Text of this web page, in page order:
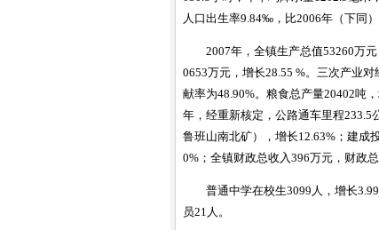
人口出生率9.84‰，比2006年（下同
2007年，全镇生产总值53260万
0653万元，增长28.55 %。三次产业
献率为48.90%。粮食总产量20402吨
年，经重新核定，公路通车里程233.5
鲁班山南北矿），增长12.63%；建成
0%；全镇财政总收入396万元，财政
普通中学在校生3099人，增长
员21人。